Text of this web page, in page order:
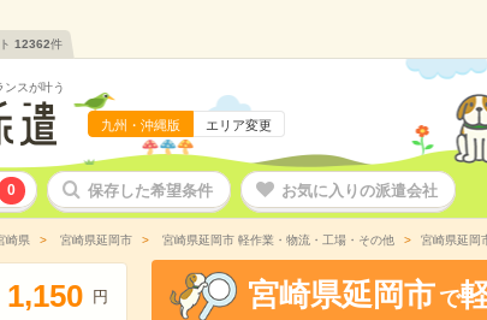
12362件
ンスが叶う
九州・沖縄版 エリア変更
0 保存した希望条件 お気に入りの派遣会社
崎県 宮崎県延岡市 宮崎県延岡市 軽作業・物流・工場・その他 宮崎県延岡
1,150 円 宮崎県延岡市 で